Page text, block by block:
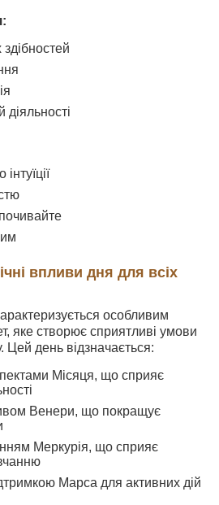
діяльності
впливи дня для всіх
особливим
яке створює сприятливі умови
Цей день відзначається:
Місяця, що сприяє
Венери, що покращує
Меркурія, що сприяє
Марса для активних дій